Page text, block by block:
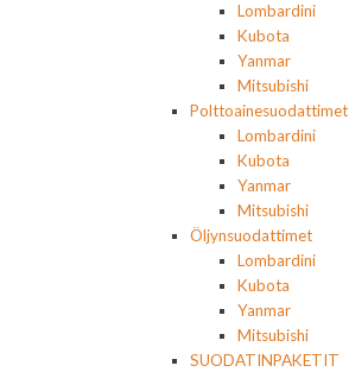
Lombardini
Kubota
Yanmar
Mitsubishi
Polttoainesuodattimet
Lombardini
Kubota
Yanmar
Mitsubishi
Öljynsuodattimet
Lombardini
Kubota
Yanmar
Mitsubishi
SUODATINPAKETIT